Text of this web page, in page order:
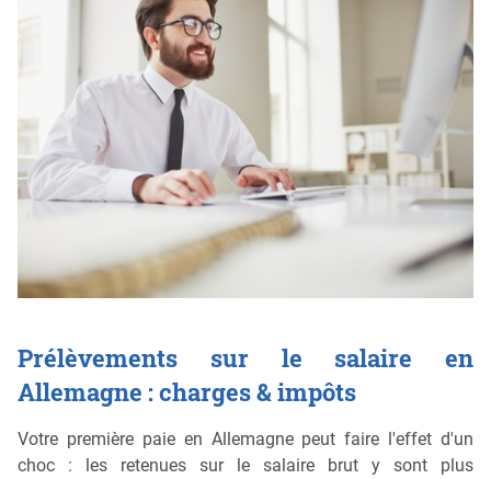
Prélèvements sur le salaire en
Allemagne : charges & impôts
Votre première paie en Allemagne peut faire l'effet d'un
choc : les retenues sur le salaire brut y sont plus